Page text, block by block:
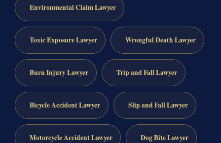
Environmental Claim Lawyer
Toxic Exposure Lawyer Wrongful Death Lawyer
Burn Injury Lawyer Trip and Fall Lawyer
Bicycle Accident Lawyer Slip and Fall Lawyer
Motorcycle Accident Lawyer Dog Bite Lawyer